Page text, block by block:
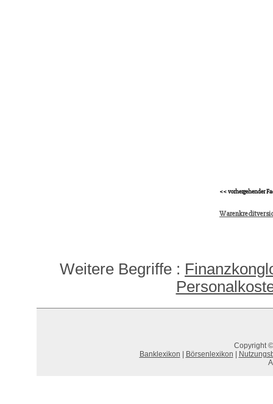
<< vorhergehender
Weitere Begriffe :
Copyright
Banklexikon
Börsenlexikon